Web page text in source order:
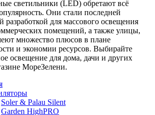
светильники (LED) обретают всё
Они стали последней
разработкой для массового освещения
помещений, а также улицы,
множество плюсов в плане
и экономии ресурсов. Выбирайте
освещение для дома, дачи и других
МореЗелени.
Soler & Palau Silent
Garden HighPRO